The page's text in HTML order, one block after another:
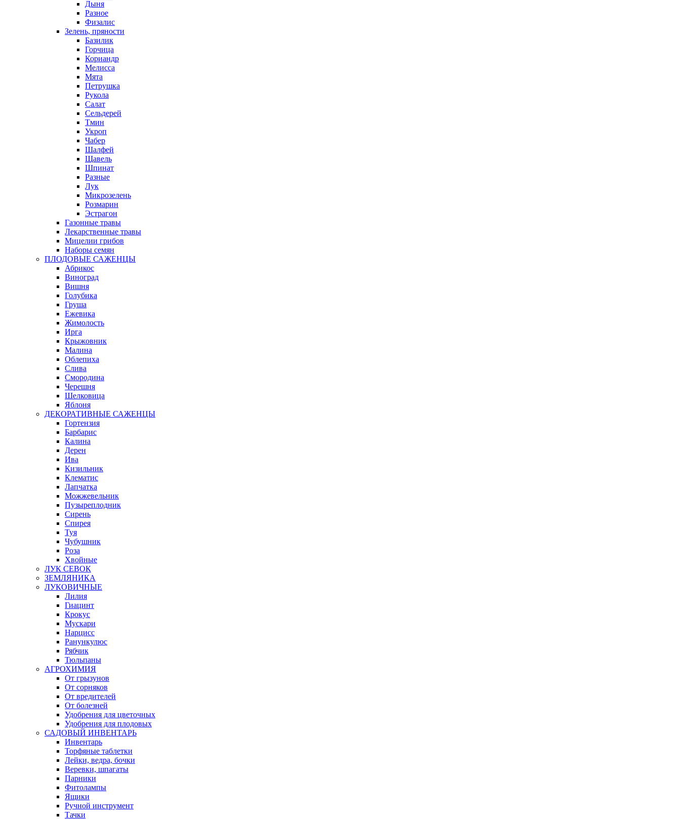
Дыня
Разное
Физалис
Зелень, пряности
Базилик
Горчица
Кориандр
Мелисса
Мята
Петрушка
Рукола
Салат
Сельдерей
Тмин
Укроп
Чабер
Шалфей
Щавель
Шпинат
Разные
Лук
Микрозелень
Розмарин
Эстрагон
Газонные травы
Лекарственные травы
Мицелии грибов
Наборы семян
ПЛОДОВЫЕ САЖЕНЦЫ
Абрикос
Виноград
Вишня
Голубика
Груша
Ежевика
Жимолость
Ирга
Крыжовник
Малина
Облепиха
Слива
Смородина
Черешня
Шелковица
Яблоня
ДЕКОРАТИВНЫЕ САЖЕНЦЫ
Гортензия
Барбарис
Калина
Дерен
Ива
Кизильник
Клематис
Лапчатка
Можжевельник
Пузыреплодник
Сирень
Спирея
Туя
Чубушник
Роза
Хвойные
ЛУК СЕВОК
ЗЕМЛЯНИКА
ЛУКОВИЧНЫЕ
Лилия
Гиацинт
Крокус
Мускари
Нарцисс
Ранункулюс
Рябчик
Тюльпаны
АГРОХИМИЯ
От грызунов
От сорняков
От вредителей
От болезней
Удобрения для цветочных
Удобрения для плодовых
САДОВЫЙ ИНВЕНТАРЬ
Инвентарь
Торфяные таблетки
Лейки, ведра, бочки
Веревки, шпагаты
Парники
Фитолампы
Ящики
Ручной инструмент
Тачки